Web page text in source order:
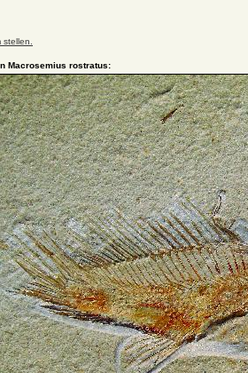
Macrosemius rostratus: